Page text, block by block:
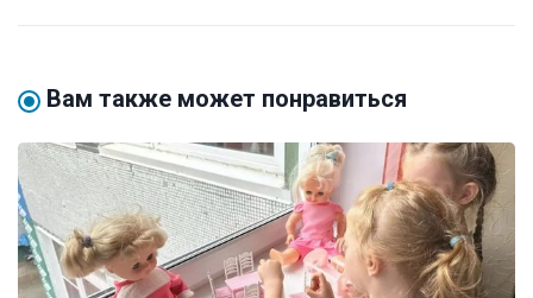
Вам также может понравиться